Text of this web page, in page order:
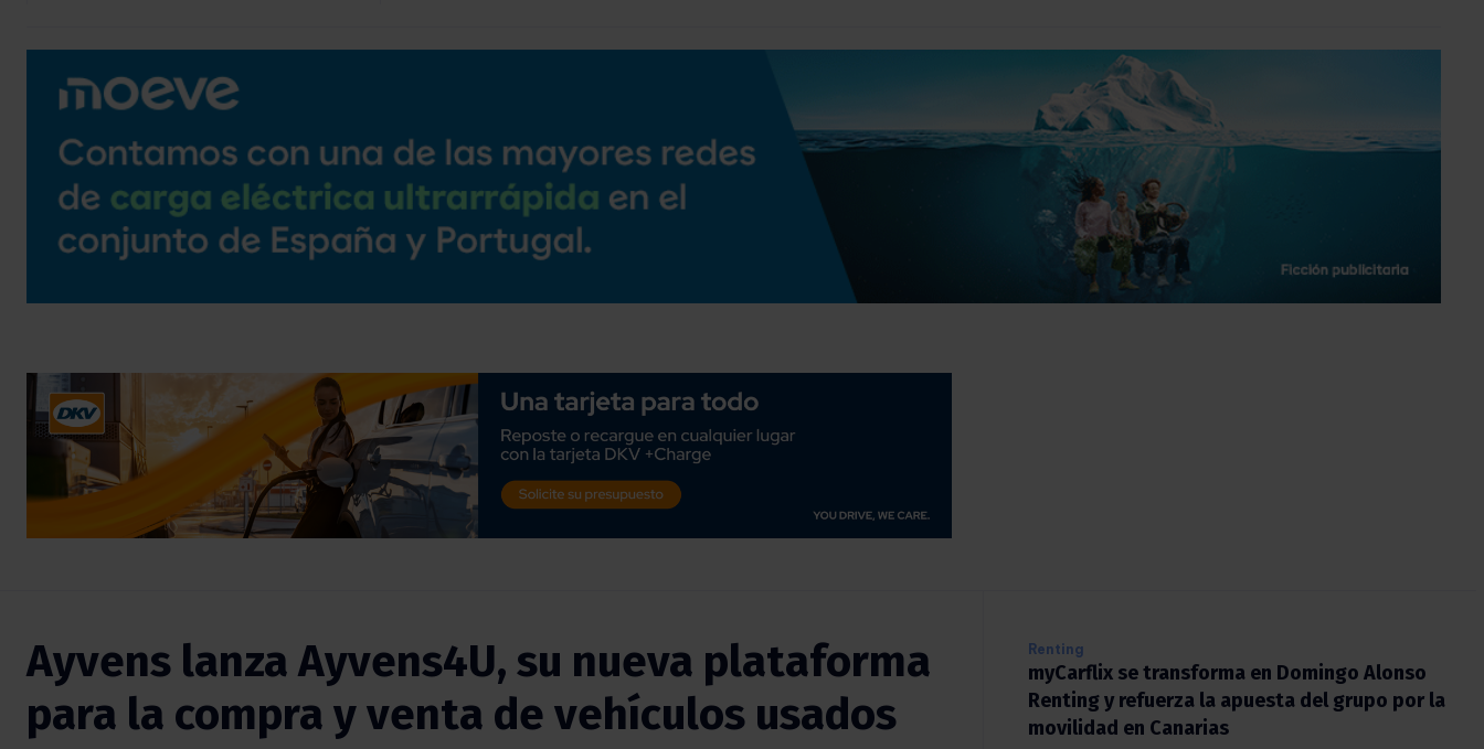
Ayvens lanza Ayvens4U, su nueva plataforma
para la compra y venta de vehículos usados
Renting
myCarflix se transforma en Domingo Alonso
Renting y refuerza la apuesta del grupo por
la movilidad en Canarias